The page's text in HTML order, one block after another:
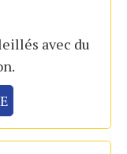
avec du